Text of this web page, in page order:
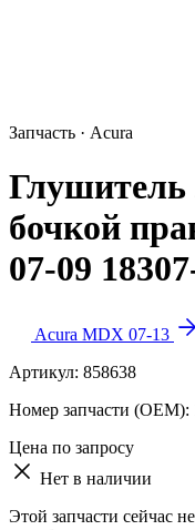
Запчасть · Acura
Глушитель
бочкой
07-09
Acura MDX 07-13
Артикул: 858638
Номер запчасти (OEM):
Цена по запросу
Нет в наличии
Этой запчасти сейчас